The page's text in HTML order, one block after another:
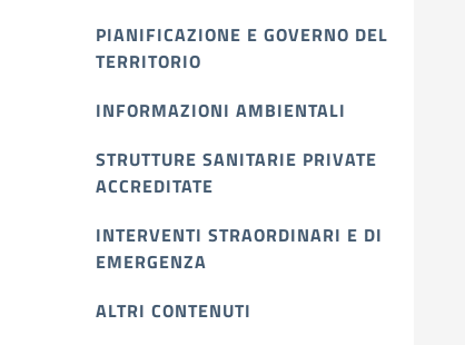
PIANIFICAZIONE E GOVERNO DEL
TERRITORIO
INFORMAZIONI AMBIENTALI
STRUTTURE SANITARIE PRIVATE
ACCREDITATE
INTERVENTI STRAORDINARI E DI
EMERGENZA
ALTRI CONTENUTI